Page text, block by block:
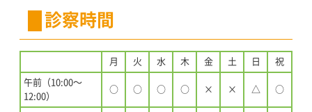
診察時間
月 火 水 木 金 土 日 祝
午前（10:00〜
12:00）
○ ○ ○ ○ × × △ ○